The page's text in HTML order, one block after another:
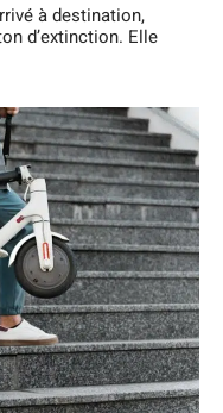
à destination,
d’extinction. Elle